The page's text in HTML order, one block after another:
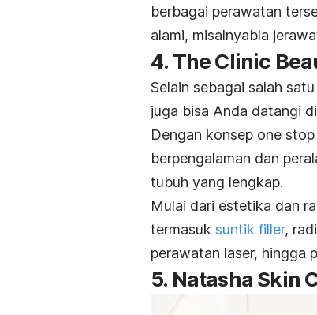
berbagai perawatan
alami, misalnyabla
4. The Clinic
Selain sebagai salah satu
juga bisa Anda datangi
Dengan konsep one
berpengalaman dan
tubuh yang lengkap.
Mulai dari estetika dan
termasuk suntik filler,
perawatan laser, hingga
5. Natasha Skin